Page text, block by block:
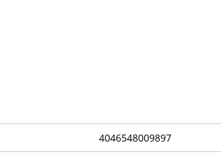
4046548009897